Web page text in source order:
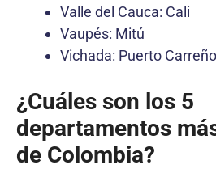
Valle del Cauca: Cali
Vaupés: Mitú
Vichada: Puerto Carreño
¿Cuáles son los 5
departamentos
de Colombia?